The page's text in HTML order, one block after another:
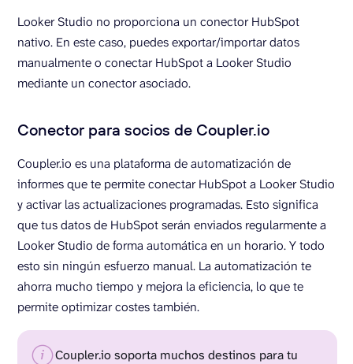
Looker Studio no proporciona un conector HubSpot
nativo. En este caso, puedes exportar/importar datos
manualmente o conectar HubSpot a Looker Studio
mediante un conector asociado.
Conector para socios de Coupler.io
Coupler.io es una plataforma de automatización de
informes que te permite conectar HubSpot a Looker Studio
y activar las actualizaciones programadas. Esto significa
que tus datos de HubSpot serán enviados regularmente a
Looker Studio de forma automática en un horario. Y todo
esto sin ningún esfuerzo manual. La automatización te
ahorra mucho tiempo y mejora la eficiencia, lo que te
permite optimizar costes también.
Coupler.io soporta muchos destinos para tu